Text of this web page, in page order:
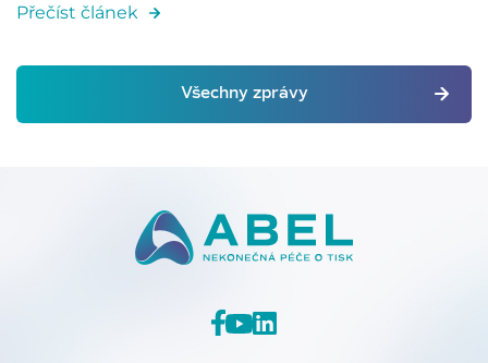
Přečíst článek
Všechny zprávy